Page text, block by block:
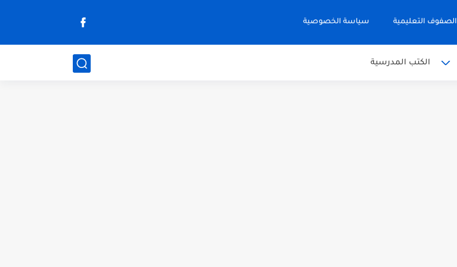
الصفوف التعليمية سياسة الخصوصية
الكتب المدرسية